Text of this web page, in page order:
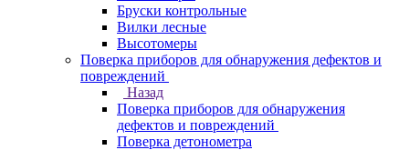
Бруски контрольные
Вилки лесные
Высотомеры
Поверка приборов для обнаружения дефектов и
повреждений
Назад
Поверка приборов для обнаружения
дефектов и повреждений
Поверка детонометра